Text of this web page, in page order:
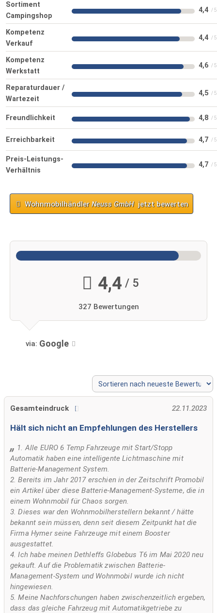
Sortiment
Campingshop
4,4
Kompetenz
Verkauf
4,4
Kompetenz
Werkstatt
4,6
Reparaturdauer /
Wartezeit
4,5
Freundlichkeit 4,8
Erreichbarkeit 4,7
Preis-Leistungs-
Verhältnis
4,7
Wohnmobilhändler Neuss GmbH jetzt bewerten
4,4 / 5
327 Bewertungen
via: Google
Gesamteindruck 22.11.2023
Hält sich nicht an Empfehlungen des Herstellers
1. Alle EURO 6 Temp Fahrzeuge mit Start/Stopp
Automatik haben eine intelligente Lichtmaschine mit
Batterie-Management System.
2. Bereits im Jahr 2017 erschien in der Zeitschrift Promobil
ein Artikel über diese Batterie-Management-Systeme, die in
einem Wohnmobil für Chaos sorgen.
3. Dieses war den Wohnmobilherstellern bekannt / hätte
bekannt sein müssen, denn seit diesem Zeitpunkt hat die
Firma Hymer seine Fahrzeuge mit einem Booster
ausgestattet.
4. Ich habe meinen Dethleffs Globebus T6 im Mai 2020 neu
gekauft. Auf die Problematik zwischen Batterie-
Management-System und Wohnmobil wurde ich nicht
hingewiesen.
5. Meine Nachforschungen haben zwischenzeitlich ergeben,
dass das gleiche Fahrzeug mit Automatikgetriebe zu